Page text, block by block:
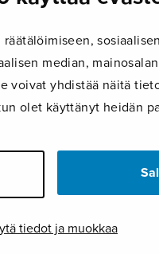
median,
voivat yhdistää näitä
olet käyttänyt heidän
tiedot ja muokkaa
Canaan Land